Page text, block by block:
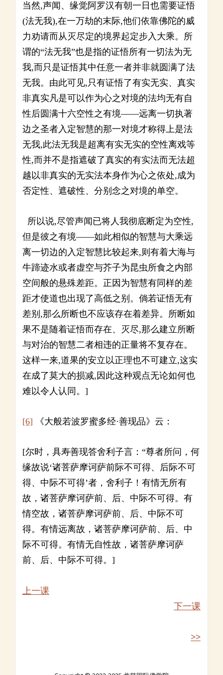
当然,声闻、缘觉阿罗汉有朝一日也需要证悟
(法无我),在一万劫的末际,他们依靠佛陀的威
力劝请而从灭尽定的境界起定步入大乘。所
谓的“法无我”也是指的证悟所有一切法为无
我,而只是证悟其中任意一者并非就圆满了法
无我。由此可见,只有证悟了有实无实、真实
非真实凡是可以作为心之对境的法均无有自
性后圆满十六空性之有境——远离一切执著
边之圣者入定智慧的那一对境才称得上是法
无我,此法无我是超离有实无实的空性离戏等
性,而并不是指遮破了真实的有实法而无法超
越以非真实的无实法本身作为心之依处,成为
否定性、遮破性、分别念之对境的单空。
所以说,尽管声闻已将人我彻底断定为空性,
但是彼之有境——如此相似的智慧与大乘远
离一切边的入定智慧比较起来,则有着大海与
牛蹄迹水或者虚空与芥子为昆虫所食之内部
空间般的悬殊差距。正因为智慧有同样的差
距才使道也出现了高低之别。倘若证悟无有
差别,那么所断也不应该存在着差异。所断如
果不是随着证悟而存在、灭尽,那么建立所断
与对治的智慧二者相违的正量将不复存在。
这样一来,道果的安立以正理也不可建立,这实
在成了莫大的损减,因此这种观点无论如何也
难以令人认同。]
[6] 《大般若波罗蜜多经·善现品》云：
[尔时，具寿善现答舍利子言：“尊者所问，何
缘故说‘诸菩萨摩诃萨前际不可得、后际不可
得、中际不可得’者，舍利子！有情无所有
故，诸菩萨摩诃萨前、后、中际不可得。有
情空故，诸菩萨摩诃萨前、后、中际不可
得。有情远离故，诸菩萨摩诃萨前、后、中
际不可得。有情无自性故，诸菩萨摩诃萨
前、后、中际不可得。]
上一课
下一课
>>